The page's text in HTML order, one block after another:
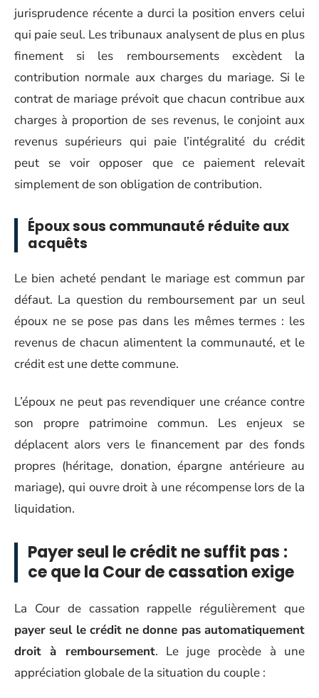
jurisprudence récente a durci la position envers celui
qui paie seul. Les tribunaux analysent de plus en plus
finement si les remboursements excèdent la
contribution normale aux charges du mariage. Si le
contrat de mariage prévoit que chacun contribue aux
charges à proportion de ses revenus, le conjoint aux
revenus supérieurs qui paie l’intégralité du crédit
peut se voir opposer que ce paiement relevait
simplement de son obligation de contribution.
Époux sous communauté réduite aux
acquêts
Le bien acheté pendant le mariage est commun par
défaut. La question du remboursement par un seul
époux ne se pose pas dans les mêmes termes : les
revenus de chacun alimentent la communauté, et le
crédit est une dette commune.
L’époux ne peut pas revendiquer une créance contre
son propre patrimoine commun. Les enjeux se
déplacent alors vers le financement par des fonds
propres (héritage, donation, épargne antérieure au
mariage), qui ouvre droit à une récompense lors de la
liquidation.
Payer seul le crédit ne suffit pas :
ce que la Cour de cassation exige
La Cour de cassation rappelle régulièrement que
payer seul le crédit ne donne pas automatiquement
droit à remboursement. Le juge procède à une
appréciation globale de la situation du couple :